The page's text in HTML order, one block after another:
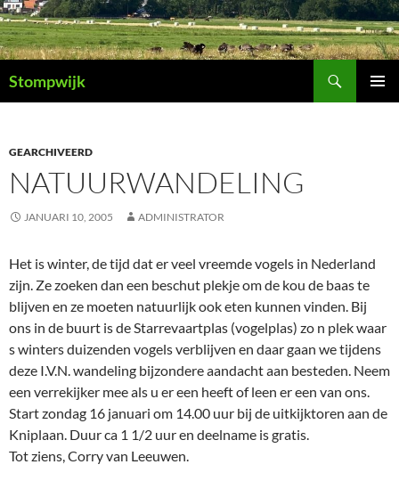
Ga
naar
de
inhoud
Stompwijk
GEARCHIVEERD
NATUURWANDELING
JANUARI 10, 2005 ADMINISTRATOR
Het is winter, de tijd dat er veel vreemde vogels in Nederland
zijn. Ze zoeken dan een beschut plekje om de kou de baas te
blijven en ze moeten natuurlijk ook eten kunnen vinden. Bij
ons in de buurt is de Starrevaartplas (vogelplas) zo n plek waar
s winters duizenden vogels verblijven en daar gaan we tijdens
deze I.V.N. wandeling bijzondere aandacht aan besteden. Neem
een verrekijker mee als u er een heeft of leen er een van ons.
Start zondag 16 januari om 14.00 uur bij de uitkijktoren aan de
Kniplaan. Duur ca 1 1/2 uur en deelname is gratis.
Tot ziens, Corry van Leeuwen.